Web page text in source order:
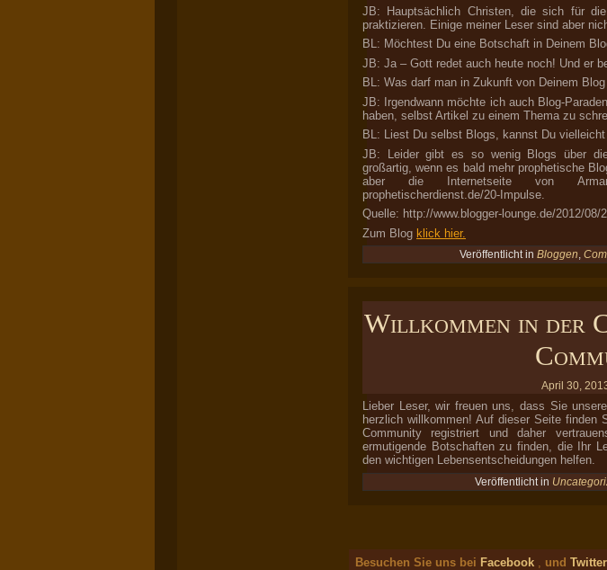
JB: Hauptsächlich Christen, die sich für
praktizieren. Einige meiner Leser sind aber
BL: Möchtest Du eine Botschaft in Deinem
JB: Ja – Gott redet auch heute noch! Und er
BL: Was darf man in Zukunft von Deinem
JB: Irgendwann möchte ich auch Blog-
haben, selbst Artikel zu einem Thema zu
BL: Liest Du selbst Blogs, kannst Du
JB: Leider gibt es so wenig Blogs über
großartig, wenn es bald mehr prophetische
aber die Internetseite von
prophetischerdienst.de/20-Impulse.
Quelle: http://www.blogger-lounge.de/2012/08/
Zum Blog klick hier.
Veröffentlicht in Bloggen,
Willkommen in der
April 30,
Lieber Leser, wir freuen uns, dass Sie
herzlich willkommen! Auf dieser Seite finden
Community registriert und daher
ermutigende Botschaften zu finden, die Ihr
den wichtigen Lebensentscheidungen helfen.
Veröffentlicht in
Besuchen Sie uns bei Facebook und Twitter